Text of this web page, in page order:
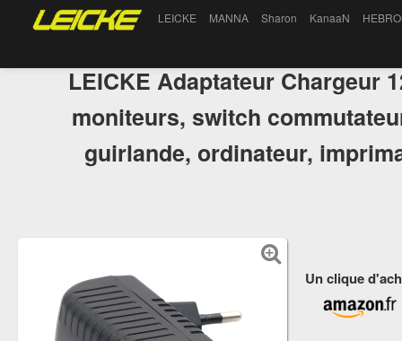
LEICKE MANNA Sharon KanaaN
LEICKE Adaptateur Chargeur
moniteurs, switch
guirlande, ordinateur,
Un clique